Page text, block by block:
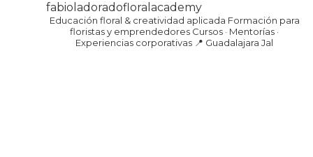
fabioladoradofloralacademy
Educación floral & creatividad aplicada Formación para
floristas y emprendedores Cursos · Mentorías ·
Experiencias corporativas 📍 Guadalajara Jal